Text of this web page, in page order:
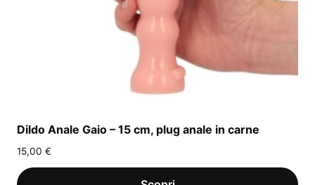
Dildo Anale Gaio – 15 cm, plug anale in carne
15,00 €